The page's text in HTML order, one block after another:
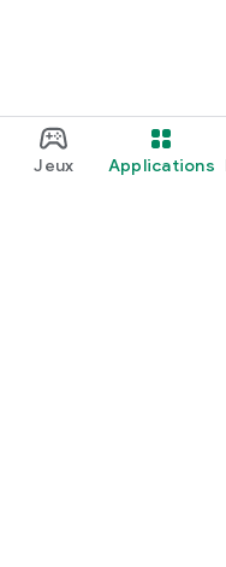
Jeux Applications